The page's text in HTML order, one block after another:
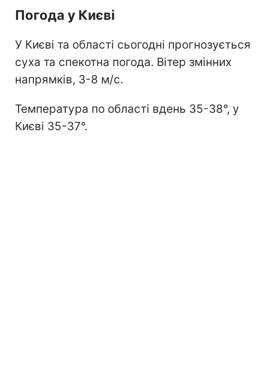
Погода у Києві
У Києві та області сьогодні прогнозується
суха та спекотна погода. Вітер змінних
напрямків, 3-8 м/с.
Температура по області вдень 35-38°, у
Києві 35-37°.